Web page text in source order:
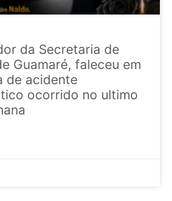
da Secretaria de
Guamaré, faleceu em
de acidente
ocorrido no ultimo